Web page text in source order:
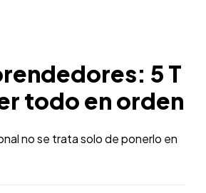
5 T
todo en orden
no se trata solo de ponerlo en